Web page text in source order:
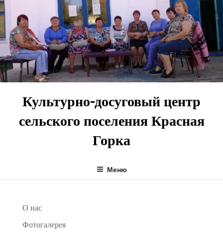
Перейти
к
содержимому
Культурно-досуговый центр
сельского поселения Красная
Горка
Меню
О нас
Фотогалерея